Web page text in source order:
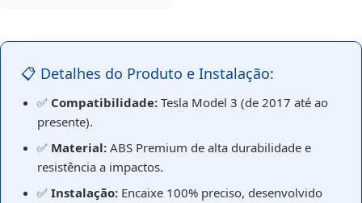
📋 Detalhes do Produto e Instalação:
✅ Compatibilidade: Tesla Model 3 (de 2017 até ao
presente).
✅ Material: ABS Premium de alta durabilidade e
resistência a impactos.
✅ Instalação: Encaixe 100% preciso, desenvolvido